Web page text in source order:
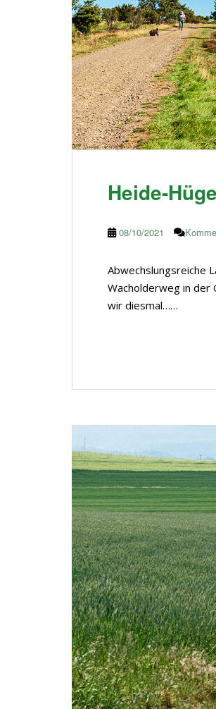
Heide-
08/10/2021
Abwechslungsreiche
Wacholderweg in der
wir diesmal……